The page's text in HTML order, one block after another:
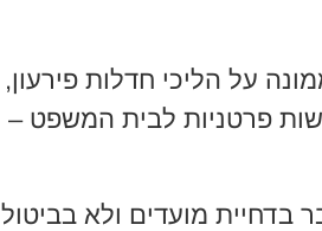
על הליכי חדלות פירעון,
פרטניות לבית המשפט –
בדחיית מועדים ולא בביטול